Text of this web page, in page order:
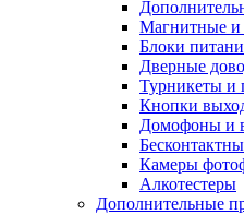
Магнитные и
Блоки
Дверные
Турникеты и
Кнопки
Домофоны и
Камеры
Алкотестеры
Дополнительные